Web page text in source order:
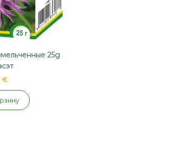
25g
€